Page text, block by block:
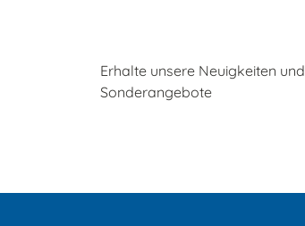
Erhalte unsere Neuigkeiten und
Sonderangebote